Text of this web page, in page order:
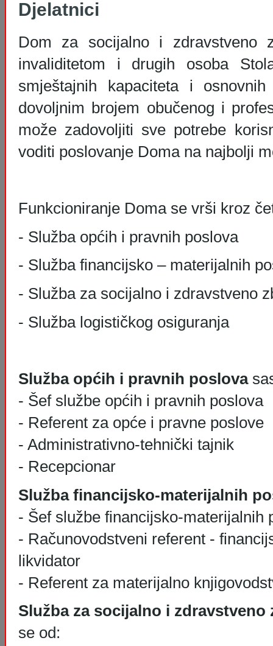
Djelatnici
Dom za socijalno i zdravstveno
invaliditetom i drugih osoba
smještajnih kapaciteta i
dovoljnim brojem obučenog i
može zadovoljiti sve potrebe
voditi poslovanje Doma na najbolji
Funkcioniranje Doma se vrši kroz
- Služba općih i pravnih poslova
- Služba financijsko – materijalnih
- Služba za socijalno i zdravstveno
- Služba logističkog osiguranja
Služba općih i pravnih poslova
- Šef službe općih i pravnih poslova
- Referent za opće i pravne poslove
- Administrativno-tehnički tajnik
- Recepcionar
Služba financijsko-materijalnih
- Šef službe financijsko-materijalnih
- Računovodstveni referent -
likvidator
- Referent za materijalno
Služba za socijalno i
se od: